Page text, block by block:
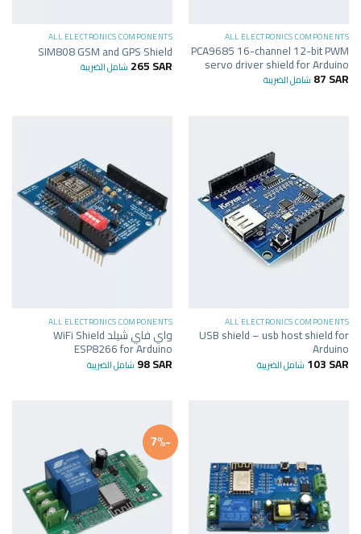
ALL ELECTRONICS COMPONENTS
PCA9685 16-channel 12-bit PWM
servo driver shield for Arduino
87SAR شامل الضريبة
ALL ELECTRONICS COMPONENTS
SIM808 GSM and GPS Shield
265SAR شامل الضريبة
ALL ELECTRONICS COMPONENTS
USB shield – usb host shield for
Arduino
103SAR شامل الضريبة
ALL ELECTRONICS COMPONENTS
واي فاي شيلد WiFi Shield
ESP8266 for Arduino
98SAR شامل الضريبة
-7%